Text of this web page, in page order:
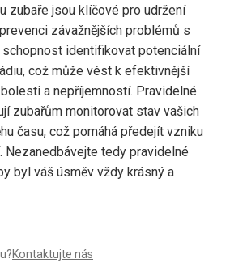
zubaře jsou klíčové pro udržení
závažnějších problémů s
schopnost identifikovat potenciální
což může vést k efektivnější
a nepříjemností. Pravidelné
zubařům monitorovat stav vašich
času, což pomáhá předejít vzniku
Nezanedbávejte tedy pravidelné
byl váš úsměv vždy krásný a
Kontaktujte nás